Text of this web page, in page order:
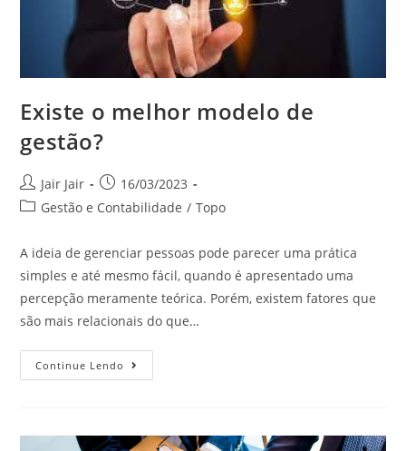
Existe o melhor modelo de
gestão?
Jair Jair
16/03/2023
Gestão e Contabilidade / Topo
A ideia de gerenciar pessoas pode parecer uma prática
simples e até mesmo fácil, quando é apresentado uma
percepção meramente teórica. Porém, existem fatores que
são mais relacionais do que…
Continue Lendo